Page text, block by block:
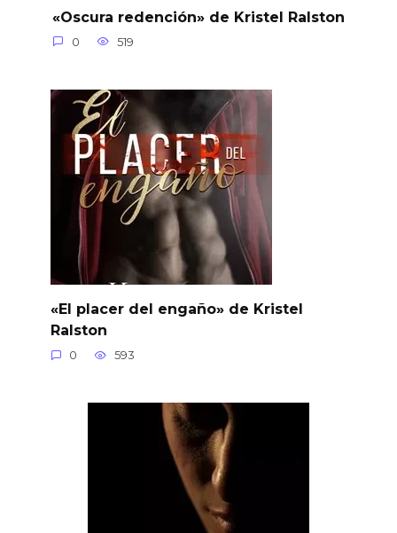
«Oscura redención» de Kristel Ralston
0 519
«El placer del engaño» de Kristel
Ralston
0 593